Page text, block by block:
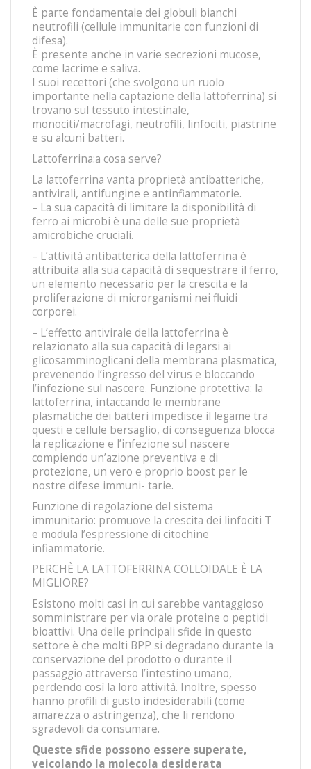
È parte fondamentale dei globuli bianchi
neutrofili (cellule immunitarie con funzioni di
difesa).
È presente anche in varie secrezioni mucose,
come lacrime e saliva.
I suoi recettori (che svolgono un ruolo
importante nella captazione della lattoferrina) si
trovano sul tessuto intestinale,
monociti/macrofagi, neutrofili, linfociti, piastrine
e su alcuni batteri.
Lattoferrina:a cosa serve?
La lattoferrina vanta proprietà antibatteriche,
antivirali, antifungine e antinfiammatorie.
– La sua capacità di limitare la disponibilità di
ferro ai microbi è una delle sue proprietà
amicrobiche cruciali.
– L’attività antibatterica della lattoferrina è
attribuita alla sua capacità di sequestrare il ferro,
un elemento necessario per la crescita e la
proliferazione di microrganismi nei fluidi
corporei.
– L’effetto antivirale della lattoferrina è
relazionato alla sua capacità di legarsi ai
glicosamminoglicani della membrana plasmatica,
prevenendo l’ingresso del virus e bloccando
l’infezione sul nascere. Funzione protettiva: la
lattoferrina, intaccando le membrane
plasmatiche dei batteri impedisce il legame tra
questi e cellule bersaglio, di conseguenza blocca
la replicazione e l’infezione sul nascere
compiendo un’azione preventiva e di
protezione, un vero e proprio boost per le
nostre difese immuni- tarie.
Funzione di regolazione del sistema
immunitario: promuove la crescita dei linfociti T
e modula l’espressione di citochine
infiammatorie.
PERCHÈ LA LATTOFERRINA COLLOIDALE È LA
MIGLIORE?
Esistono molti casi in cui sarebbe vantaggioso
somministrare per via orale proteine o peptidi
bioattivi. Una delle principali sfide in questo
settore è che molti BPP si degradano durante la
conservazione del prodotto o durante il
passaggio attraverso l’intestino umano,
perdendo così la loro attività. Inoltre, spesso
hanno profili di gusto indesiderabili (come
amarezza o astringenza), che li rendono
sgradevoli da consumare.
Queste sfide possono essere superate,
veicolando la molecola desiderata